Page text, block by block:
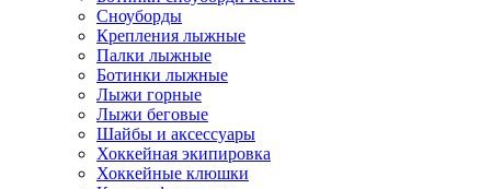
Сноуборды
Крепления лыжные
Палки лыжные
Ботинки лыжные
Лыжи горные
Лыжи беговые
Шайбы и аксессуары
Хоккейная экипировка
Хоккейные клюшки